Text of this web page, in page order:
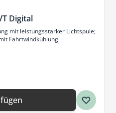
Digital
mit leistungsstarker Lichtspule;
Fahrtwindkühlung